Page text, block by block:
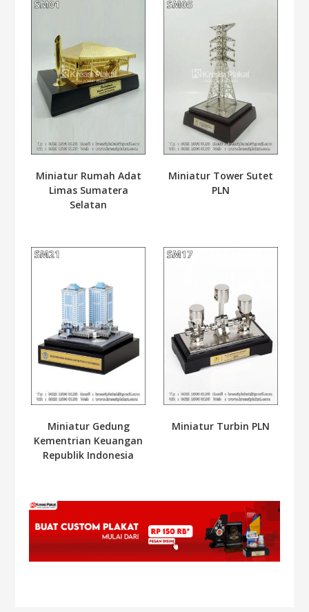
Miniatur Rumah Adat
Limas Sumatera
Selatan
Miniatur Tower Sutet
PLN
Miniatur Gedung
Kementrian Keuangan
Republik Indonesia
Miniatur Turbin PLN